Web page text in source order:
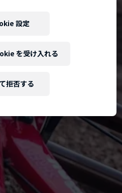
設定
拒否する
を受け入れる